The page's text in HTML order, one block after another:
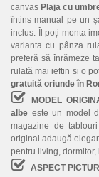
canvas Plaja cu
întins manual pe un
inclus. Îl poți monta
varianta cu pânza
preferă să înrămeze
rulată mai ieftin si o
gratuită oriunde în
MODEL
albe este un model
magazine de
original adaugă
pentru living,
ASPECT